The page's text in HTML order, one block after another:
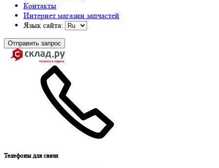
Контакты
Интернет магазин запчастей
Язык сайта:
Отправить запрос
Телефоны для связи